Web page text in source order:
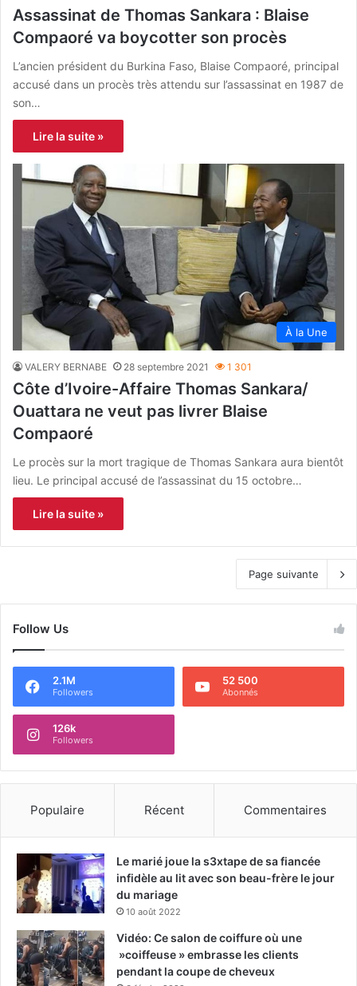
Assassinat de Thomas Sankara : Blaise
Compaoré va boycotter son procès
L’ancien président du Burkina Faso, Blaise Compaoré, principal
accusé dans un procès très attendu sur l’assassinat en 1987 de
son…
Lire la suite »
À la Une
VALERY BERNABE 28 septembre 2021 1 301
Côte d’Ivoire-Affaire Thomas Sankara/
Ouattara ne veut pas livrer Blaise
Compaoré
Le procès sur la mort tragique de Thomas Sankara aura bientôt
lieu. Le principal accusé de l’assassinat du 15 octobre…
Lire la suite »
Page suivante
Follow Us
2.1M
Followers
52 500
Abonnés
126k
Followers
Populaire Récent Commentaires
Le marié joue la s3xtape de sa fiancée
infidèle au lit avec son beau-frère le jour
du mariage
10 août 2022
Vidéo: Ce salon de coiffure où une
»coiffeuse » embrasse les clients
pendant la coupe de cheveux